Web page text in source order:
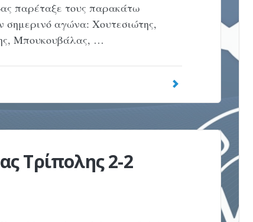
παρέταξε τους παρακάτω
σημερινό αγώνα: Χουτεσιώτης,
Μπουκουβάλας, …
Τρίπολης 2-2